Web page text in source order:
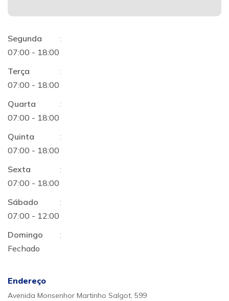
Segunda
:
07:00 - 18:00
Terça
:
07:00 - 18:00
Quarta
:
07:00 - 18:00
Quinta
:
07:00 - 18:00
Sexta
:
07:00 - 18:00
Sábado
:
07:00 - 12:00
Domingo
:
Fechado
Endereço
Avenida Monsenhor Martinho Salgot, 599